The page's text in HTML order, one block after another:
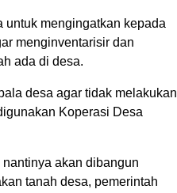
untuk mengingatkan kepada
menginventarisir dan
ada di desa.
desa agar tidak melakukan
Koperasi Desa
akan dibangun
tanah desa, pemerintah